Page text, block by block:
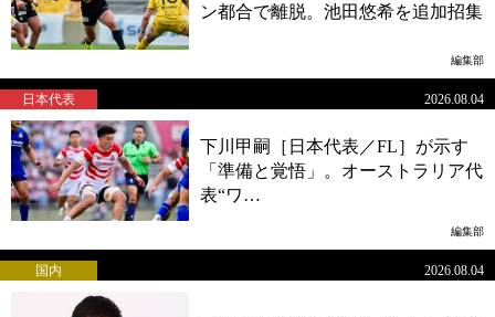
ン都合で離脱。池田悠希を追加招集
編集部
下川甲嗣［日本代表／FL］が示す
「準備と覚悟」。オーストラリア代
表“ワ…
日本代表 2026.08.04
編集部
国内 2026.08.04